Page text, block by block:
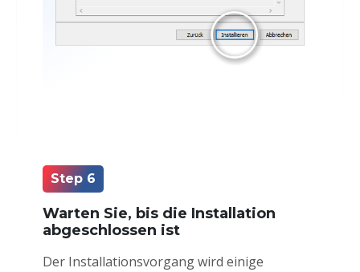
Step 6
Warten Sie, bis die Installation
abgeschlossen ist
Der Installationsvorgang wird einige